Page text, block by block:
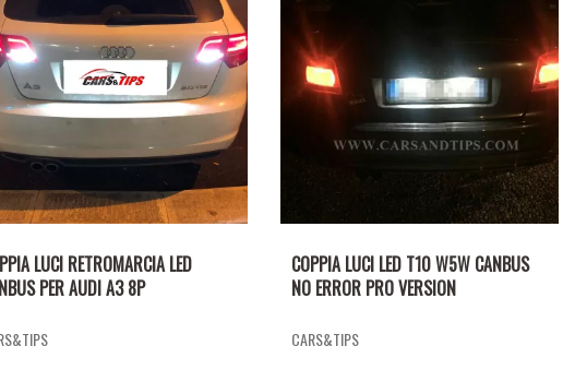
LUCI RETROMARCIA LED
PER AUDI A3 8P
COPPIA LUCI LED T10 W5W CANBUS
NO ERROR PRO VERSION
CARS&TIPS